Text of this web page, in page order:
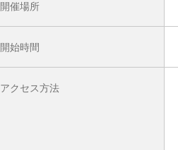
開催場所
開始時間
アクセス方法